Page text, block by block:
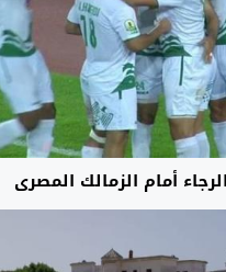
أمام الزمالك المصري